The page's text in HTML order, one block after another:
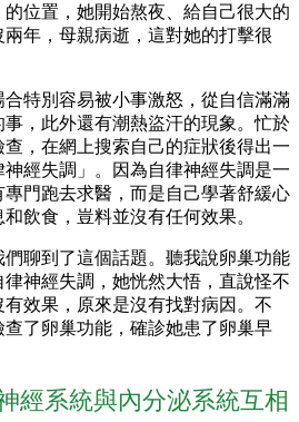
位置，她開始熬夜、給自己很大的
年，母親病逝，這對她的打擊很
特別容易被小事激怒，從自信滿滿
，此外還有潮熱盜汗的現象。忙於
，在網上搜索自己的症狀後得出一
經失調」。因為自律神經失調是一
門跑去求醫，而是自己學著舒緩心
飲食，豈料並沒有任何效果。
聊到了這個話題。聽我說卵巢功能
神經失調，她恍然大悟，直說怪不
效果，原來是沒有找對病因。不
了卵巢功能，確診她患了卵巢早
經系統與內分泌系統互相